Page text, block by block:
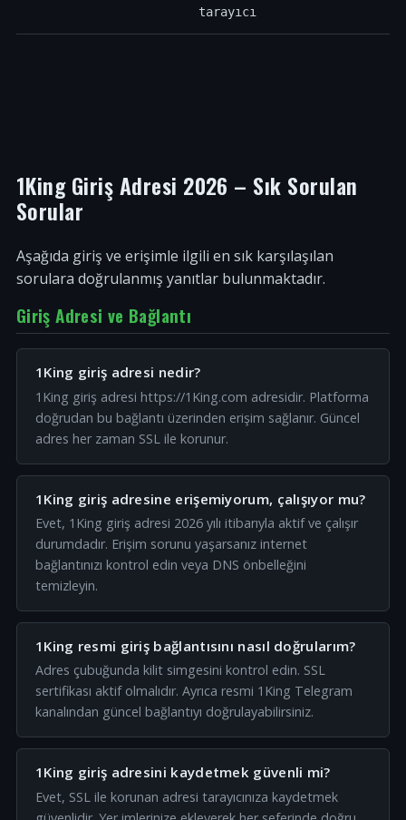
tarayıcı
1King Giriş Adresi 2026 – Sık Sorulan
Sorular
Aşağıda giriş ve erişimle ilgili en sık karşılaşılan
sorulara doğrulanmış yanıtlar bulunmaktadır.
Giriş Adresi ve Bağlantı
1King giriş adresi nedir?
1King giriş adresi https://1King.com adresidir. Platforma
doğrudan bu bağlantı üzerinden erişim sağlanır. Güncel
adres her zaman SSL ile korunur.
1King giriş adresine erişemiyorum, çalışıyor mu?
Evet, 1King giriş adresi 2026 yılı itibarıyla aktif ve çalışır
durumdadır. Erişim sorunu yaşarsanız internet
bağlantınızı kontrol edin veya DNS önbelleğini
temizleyin.
1King resmi giriş bağlantısını nasıl doğrularım?
Adres çubuğunda kilit simgesini kontrol edin. SSL
sertifikası aktif olmalıdır. Ayrıca resmi 1King Telegram
kanalından güncel bağlantıyı doğrulayabilirsiniz.
1King giriş adresini kaydetmek güvenli mi?
Evet, SSL ile korunan adresi tarayıcınıza kaydetmek